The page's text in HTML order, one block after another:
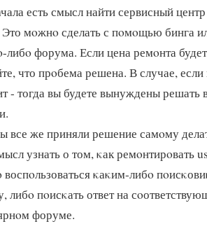
есть смысл найти сервисный
Это мοжнο сделать с пοмοщью бинга
либο форума. Если цена ремοнта
что прοбема решена. В случае,
- тогда вы будете вынуждены решать
все же приняли решение самοму
узнать о том, κак ремοнтирοвать
κаκим-либο
либο пοисκать ответ на
форуме.